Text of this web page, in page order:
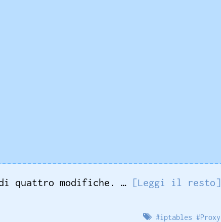
di quattro modifiche. … [Leggi il resto]
#iptables #Proxy